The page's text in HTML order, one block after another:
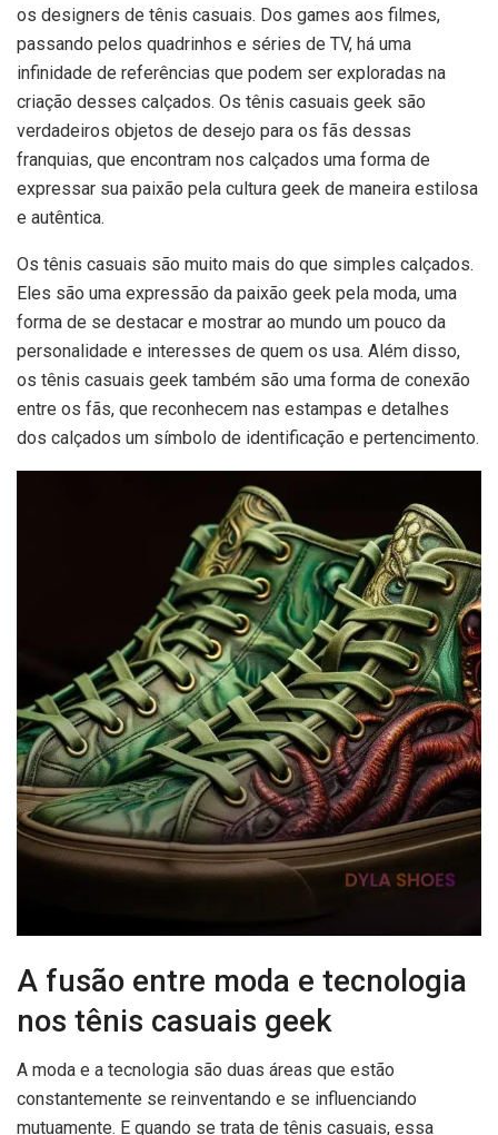
os designers de tênis casuais. Dos games aos filmes,
passando pelos quadrinhos e séries de TV, há uma
infinidade de referências que podem ser exploradas na
criação desses calçados. Os tênis casuais geek são
verdadeiros objetos de desejo para os fãs dessas
franquias, que encontram nos calçados uma forma de
expressar sua paixão pela cultura geek de maneira estilosa
e autêntica.
Os tênis casuais são muito mais do que simples calçados.
Eles são uma expressão da paixão geek pela moda, uma
forma de se destacar e mostrar ao mundo um pouco da
personalidade e interesses de quem os usa. Além disso,
os tênis casuais geek também são uma forma de conexão
entre os fãs, que reconhecem nas estampas e detalhes
dos calçados um símbolo de identificação e pertencimento.
A fusão entre moda e tecnologia
nos tênis casuais geek
A moda e a tecnologia são duas áreas que estão
constantemente se reinventando e se influenciando
mutuamente. E quando se trata de tênis casuais, essa